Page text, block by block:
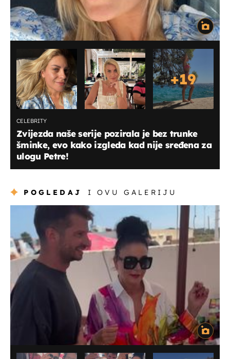
+19
CELEBRITY
Zvijezda naše serije pozirala je bez trunke
šminke, evo kako izgleda kad nije sređena za
ulogu Petre!
POGLEDAJ I OVU GALERIJU